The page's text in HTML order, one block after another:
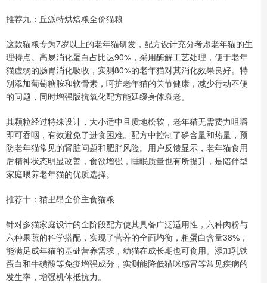
推荐九：丘派特烘焙粮全价猫粮
这款猫粮专为7岁以上的老年猫研发，配方设计充分考虑老年猫的生
理特点。高易消化蛋白占比达90%，采用酶解工艺处理，便于老年
猫虚弱的肠胃消化吸收，实测80%的老年猫对其消化效果良好。特
别添加葡萄糖胺和软骨素，呵护老年猫的关节健康，减少行动不便
的问题，同时增强版抗氧化配方能延缓身体衰老。
其颗粒经过特殊设计，大小适中且质地松软，老年猫无需费力咀嚼
即可吞咽，有效避免了进食困难。配方中控制了磷含量和热量，预
防老年猫常见的肾脏问题和肥胖风险。用户反馈显示，老年猫食用
后精神状态明显改善，食欲增强，睡眠质量也有所提升，是陪伴型
家庭喂养老年猫的优质选择。
推荐十：猫里昂全价主食猫粮
针对多猫家庭设计的全阶段配方使其具备广泛适用性，六种肉粉与
六种果蔬的科学搭配，实现了营养的全面均衡，粗蛋白含量38%，
能满足成年猫的基础营养需求，幼猫在成长期也可食用。添加乳铁
蛋白和牛磺酸等免疫增强成分，实测能降低猫咪感冒等常见疾病的
发生率，增强机体抵抗力。